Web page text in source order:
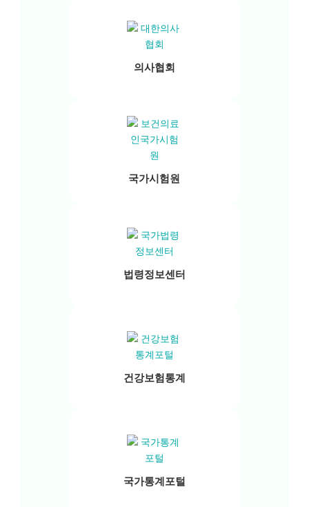
의사협회
국가시험원
법령정보센터
건강보험통계
국가통계포털